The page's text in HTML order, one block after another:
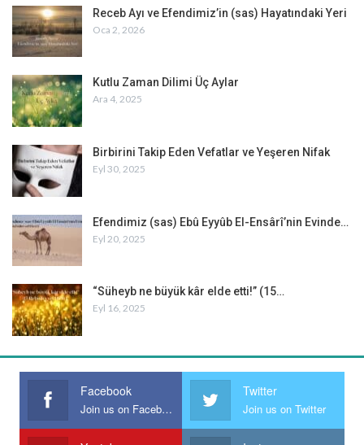
Receb Ayı ve Efendimiz’in (sas) Hayatındaki Yeri
Oca 2, 2026
Kutlu Zaman Dilimi Üç Aylar
Ara 4, 2025
Birbirini Takip Eden Vefatlar ve Yeşeren Nifak
Eyl 30, 2025
Efendimiz (sas) Ebû Eyyûb El-Ensârî’nin Evinde…
Eyl 20, 2025
“Süheyb ne büyük kâr elde etti!” (15…
Eyl 16, 2025
Facebook
Join us on Facebook
Twitter
Join us on Twitter